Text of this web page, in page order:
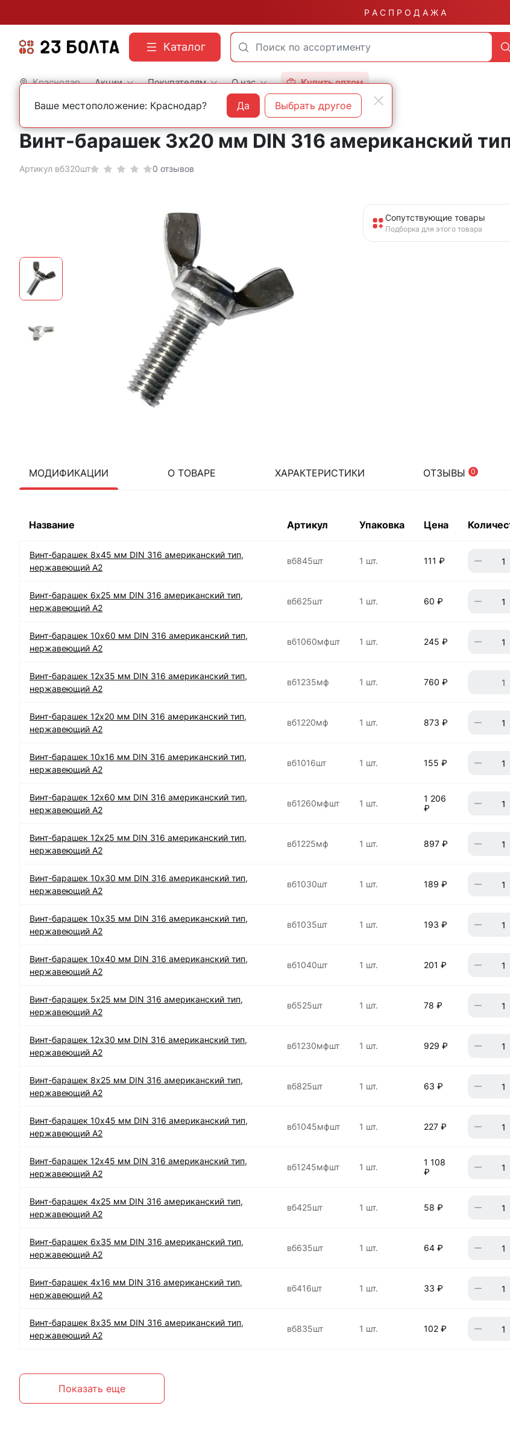
Р А С П Р О Д А Ж А
Каталог
Краснодар Акции Покупателям О нас Купить оптом
Главная Строительный крепеж Нержавеющий крепеж Винты DIN 316 барашковые А2
Винт-барашек 3х20 мм DIN 316 американский
Артикул вб320шт 0 отзывов
Сопутствующие товары
Подборка для этого товара
МОДИФИКАЦИИ О ТОВАРЕ ХАРАКТЕРИСТИКИ ОТЗЫВЫ 0
Название Артикул Упаковка Цена
Винт-барашек 8х45 мм DIN 316 американский тип,
нержавеющий А2
вб845шт 1 шт. 111 ₽
Винт-барашек 6х25 мм DIN 316 американский тип,
нержавеющий А2
вб625шт 1 шт. 60 ₽
Винт-барашек 10х60 мм DIN 316 американский тип,
нержавеющий А2
вб1060мфшт 1 шт. 245 ₽
Винт-барашек 12х35 мм DIN 316 американский тип,
нержавеющий А2
вб1235мф 1 шт. 760 ₽
Винт-барашек 12х20 мм DIN 316 американский тип,
нержавеющий А2
вб1220мф 1 шт. 873 ₽
Винт-барашек 10х16 мм DIN 316 американский тип,
нержавеющий А2
вб1016шт 1 шт. 155 ₽
Винт-барашек 12х60 мм DIN 316 американский тип,
нержавеющий А2
вб1260мфшт 1 шт.
1 206
₽
Винт-барашек 12х25 мм DIN 316 американский тип,
нержавеющий А2
вб1225мф 1 шт. 897 ₽
Винт-барашек 10х30 мм DIN 316 американский тип,
нержавеющий А2
вб1030шт 1 шт. 189 ₽
Винт-барашек 10х35 мм DIN 316 американский тип,
нержавеющий А2
вб1035шт 1 шт. 193 ₽
Винт-барашек 10х40 мм DIN 316 американский тип,
нержавеющий А2
вб1040шт 1 шт. 201 ₽
Винт-барашек 5х25 мм DIN 316 американский тип,
нержавеющий А2
вб525шт 1 шт. 78 ₽
Винт-барашек 12х30 мм DIN 316 американский тип,
нержавеющий А2
вб1230мфшт 1 шт. 929 ₽
Винт-барашек 8х25 мм DIN 316 американский тип,
нержавеющий А2
вб825шт 1 шт. 63 ₽
Винт-барашек 10х45 мм DIN 316 американский тип,
нержавеющий А2
вб1045мфшт 1 шт. 227 ₽
Винт-барашек 12х45 мм DIN 316 американский тип,
нержавеющий А2
вб1245мфшт 1 шт.
1 108
₽
Винт-барашек 4х25 мм DIN 316 американский тип,
нержавеющий А2
вб425шт 1 шт. 58 ₽
Винт-барашек 6х35 мм DIN 316 американский тип,
нержавеющий А2
вб635шт 1 шт. 64 ₽
Винт-барашек 4х16 мм DIN 316 американский тип,
нержавеющий А2
вб416шт 1 шт. 33 ₽
Винт-барашек 8х35 мм DIN 316 американский тип,
нержавеющий А2
вб835шт 1 шт. 102 ₽
Показать еще
Ваше местоположение: Краснодар? Да Выбрать другое